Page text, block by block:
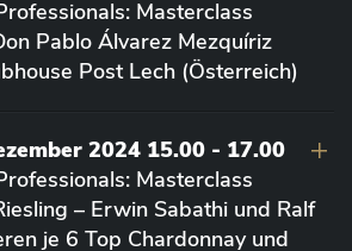
Masterclass
Pablo Álvarez Mezquíriz
Post Lech (Österreich)
2024 15.00 - 17.00
Masterclass
– Erwin Sabathi und Ralf
je 6 Top Chardonnay und